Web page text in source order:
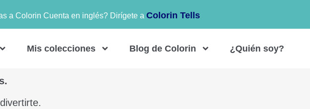
a Colorin Cuenta en inglés? Dirígete a Colorin Tells
Mis colecciones Blog de Colorin ¿Quién soy?